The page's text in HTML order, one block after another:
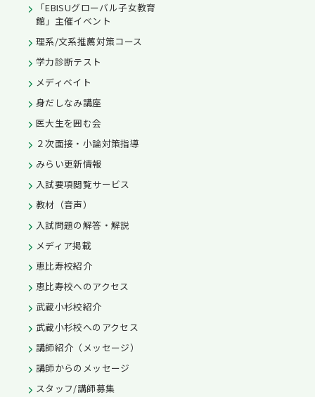
「EBISUグローバル子女教育
館」主催イベント
理系/文系推薦対策コース
学力診断テスト
メディベイト
身だしなみ講座
医大生を囲む会
２次面接・小論対策指導
みらい更新情報
入試要項閲覧サービス
教材（音声）
入試問題の解答・解説
メディア掲載
恵比寿校紹介
恵比寿校へのアクセス
武蔵小杉校紹介
武蔵小杉校へのアクセス
講師紹介（メッセージ）
講師からのメッセージ
スタッフ/講師募集